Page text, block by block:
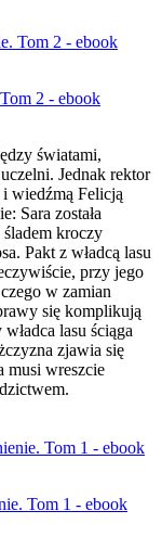
2 - ebook
światami,
Jednak rektor
wiedźmą Felicją
Sara została
kroczy
Pakt z władcą lasu
przy jego
w zamian
się komplikują
lasu ściąga
zjawia się
musi wreszcie
Tom 1 - ebook